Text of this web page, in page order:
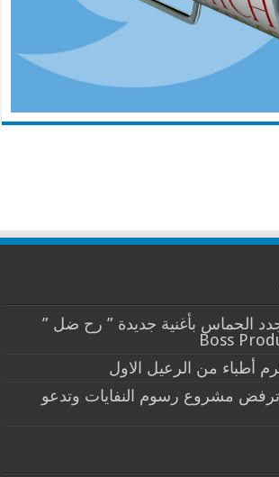
الحماس بأغنية جديدة ” رح ضل ”
أطباء من الرعيل الاول
ترفض مشروع رسوم النفايات وتدعو